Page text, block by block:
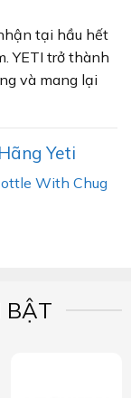
tại hầu hết
YETI trở thành
và mang lại
Hãng Yeti
With Chug
BẬT